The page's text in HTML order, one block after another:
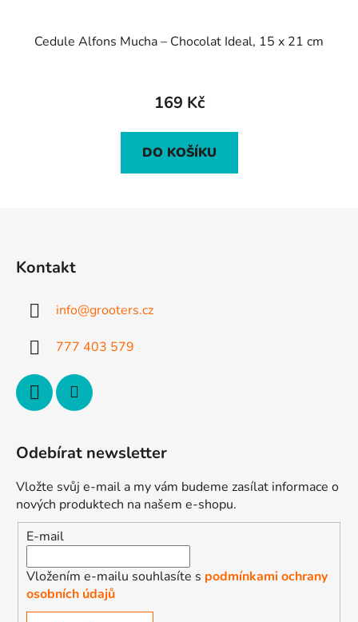
Cedule Alfons Mucha – Chocolat Ideal, 15 x 21 cm
169 Kč
DO KOŠÍKU
Kontakt
info@grooters.cz
777 403 579
Odebírat newsletter
Vložte svůj e-mail a my vám budeme zasílat informace o
nových produktech na našem e-shopu.
E-mail
Vložením e-mailu souhlasíte s podmínkami ochrany
osobních údajů